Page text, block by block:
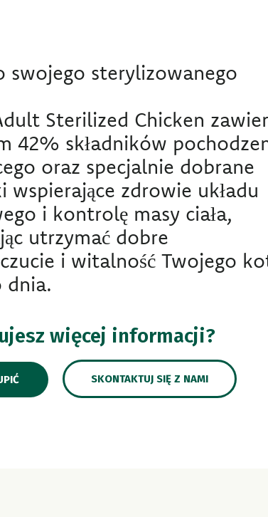
swojego sterylizowanego
Sterilized Chicken
42% składników
oraz specjalnie dobrane
wspierające zdrowie układu
i kontrolę masy ciała,
utrzymać dobre
i witalność Twojego
dnia.
więcej informacji?
SKONTAKTUJ SIĘ Z NAMI